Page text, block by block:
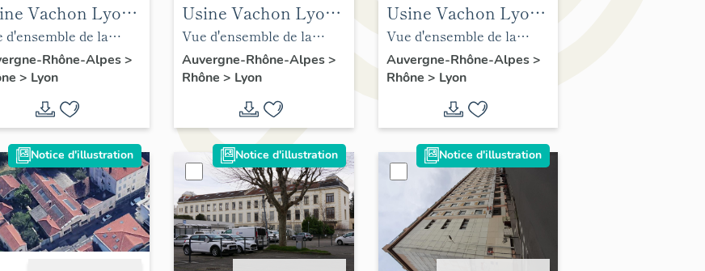
Vachon Lyon
d'ensemble de la
Vachon avec une
en logement
Rhône-Alpes>
> Lyon
Usine Vachon Lyon
3e
Vue d'ensemble de la
société Vachon
Auvergne-Rhône-Alpes>
Rhône > Lyon
Usine Vachon Lyon
3e
Vue d'ensemble de la
société Vachon
Auvergne-Rhône-Alpes>
Rhône > Lyon
Notice d'illustration Notice d'illustration Notice d'illustration